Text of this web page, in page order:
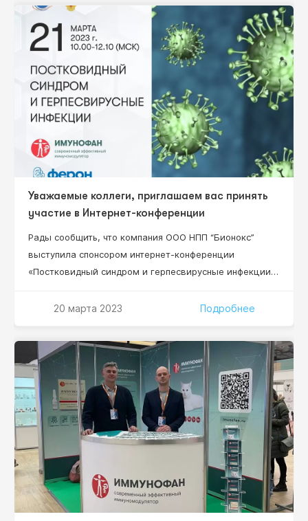
доктор медицинских наук, профессор Нестерова И.В.
Уважаемые коллеги, приглашаем вас принять
участие в Интернет-конференции
Рады сообщить, что компания ООО НПП “Бионокс”
выступила спонсором интернет-конференции
«Постковидный синдром и герпесвирусные инфекции»,
Уважаемые коллеги, приглашаем всех желающих
Нестерова Ирина Вадимовна –– д.м.н., профессор,
профессор кафедры клинической иммунологии,
аллергологии и адаптологии ФНМО МИ, ФГАОУ ВО
«Российский университет дружбы народов»
Минобрнауки…
20 марта 2023 Подробнее